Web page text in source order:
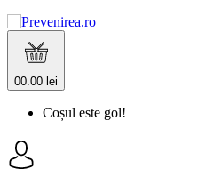
00.00 lei
Coșul este gol!